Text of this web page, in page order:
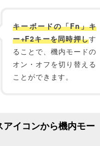
キーボードの「Fn」キ
ー+F2キーを同時押しす
ることで、機内モードの
オン・オフを切り替える
ことができます。
イコンから機内モー